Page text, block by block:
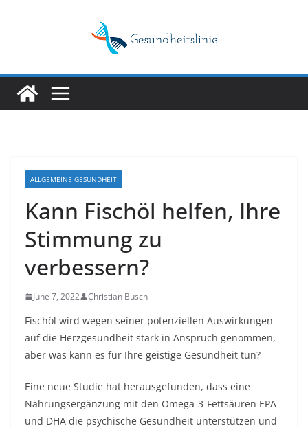
ALLGEMEINE GESUNDHEIT
Kann Fischöl helfen, Ihre
Stimmung zu
verbessern?
June 7, 2022 Christian Busch
Fischöl wird wegen seiner potenziellen Auswirkungen
auf die Herzgesundheit stark in Anspruch genommen,
aber was kann es für Ihre geistige Gesundheit tun?
Eine neue Studie hat herausgefunden, dass eine
Nahrungsergänzung mit den Omega-3-Fettsäuren EPA
und DHA die psychische Gesundheit unterstützen und